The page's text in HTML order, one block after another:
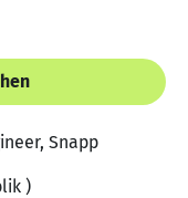
Snapp
)